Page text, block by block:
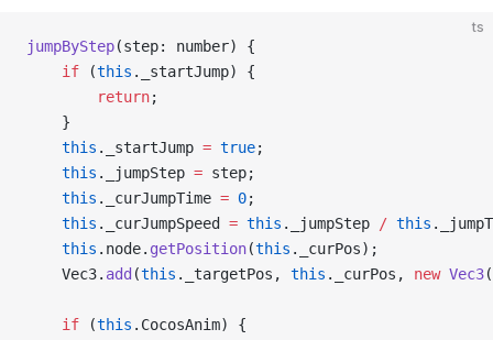
ts
jumpByStep(step: number) {
    if
(this ._startJump) {
        return
;
    }
    this
._startJump = true;
    this
._jumpStep = step;
    this
._curJumpTime = 0;
    this
._curJumpSpeed = this ._jumpStep / this
    this
.node. getPosition(this ._curPos);
    Vec3.
add (this ._targetPos, this ._curPos, new Vec3(
    if
(this .CocosAnim) {